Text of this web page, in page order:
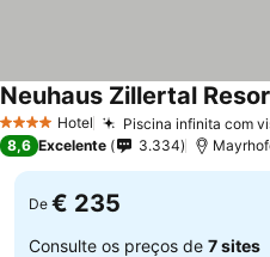
4 EstrelasHotel Piscina infinita com
Neuhaus Zillertal
8,6 Excelente 3.334
De € 235
Consulte os preços de 7 sites